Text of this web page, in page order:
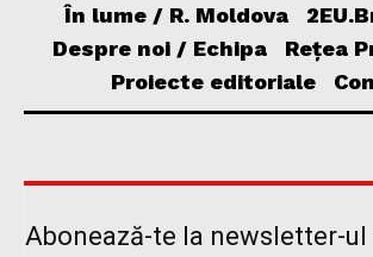
În lume / R. Moldova
Despre noi / Echipa
Rețea
Proiecte editoriale
Abonează-te la newsletter-ul